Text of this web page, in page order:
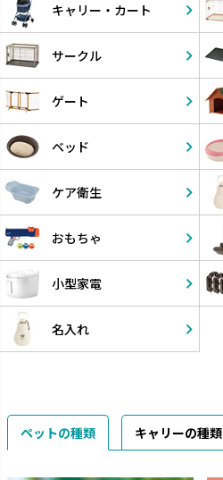
キャリー・ カート
サークル
ゲート
ベッド
ケア衛生
おもちゃ
小型家電
名入れ
ペットの種類 キャリーの種類